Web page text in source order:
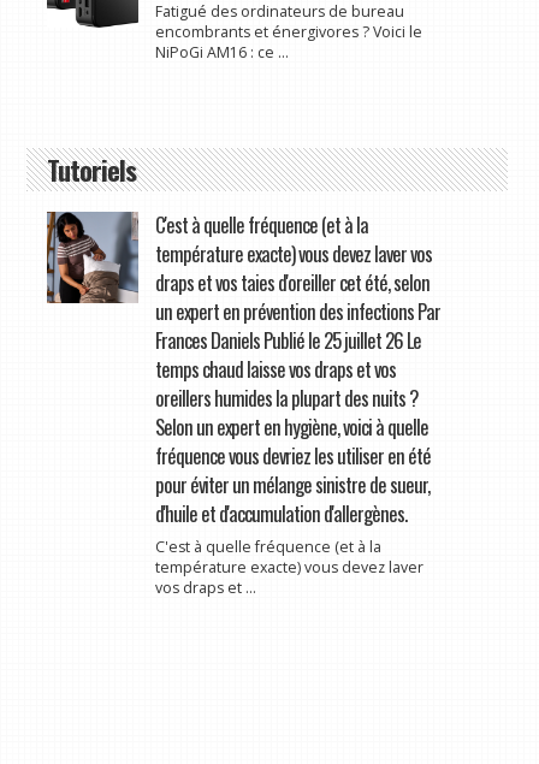
Fatigué des ordinateurs de bureau
encombrants et énergivores ? Voici le
NiPoGi AM16 : ce ...
Tutoriels
C'est à quelle fréquence (et à la
température exacte) vous devez laver vos
draps et vos taies d'oreiller cet été, selon
un expert en prévention des infections Par
Frances Daniels Publié le 25 juillet 26 Le
temps chaud laisse vos draps et vos
oreillers humides la plupart des nuits ?
Selon un expert en hygiène, voici à quelle
fréquence vous devriez les utiliser en été
pour éviter un mélange sinistre de sueur,
d'huile et d'accumulation d'allergènes.
C'est à quelle fréquence (et à la
température exacte) vous devez laver
vos draps et ...